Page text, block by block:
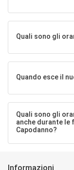
Quali sono gli
Quando esce il
Quali sono gli
anche durante le
Capodanno?
Informazioni